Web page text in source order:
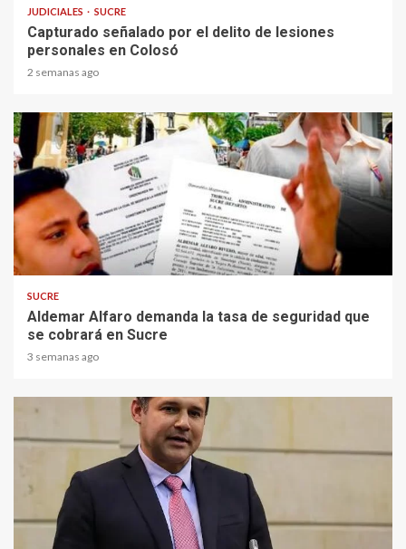
JUDICIALES SUCRE
Capturado señalado por el delito de lesiones
personales en Colosó
2 semanas ago
2 min read
SUCRE
Aldemar Alfaro demanda la tasa de seguridad que
se cobrará en Sucre
3 semanas ago
2 min read